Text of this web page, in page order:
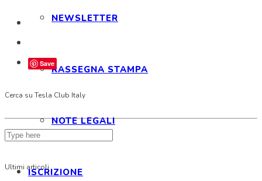
NEWSLETTER
RASSEGNA STAMPA
NOTE LEGALI
ISCRIZIONE
Save
Cerca su Tesla Club Italy
Ultimi articoli